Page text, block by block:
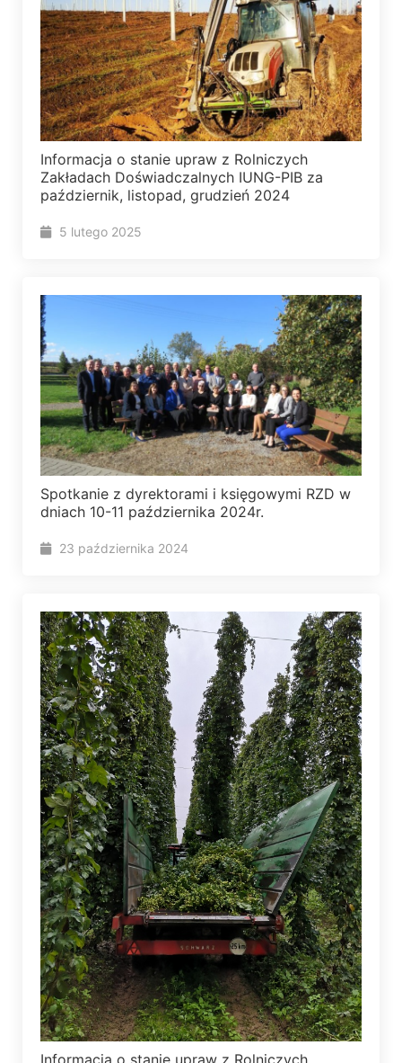
Informacja o stanie upraw z Rolniczych
Zakładach Doświadczalnych IUNG-PIB za
październik, listopad, grudzień 2024
5 lutego 2025
Spotkanie z dyrektorami i księgowymi RZD w
dniach 10-11 października 2024r.
23 października 2024
Informacja o stanie upraw z Rolniczych